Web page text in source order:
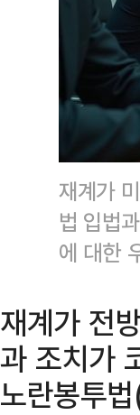
재계가
법 입법
에 대한
재계가 전
과 조치가
노란봉투